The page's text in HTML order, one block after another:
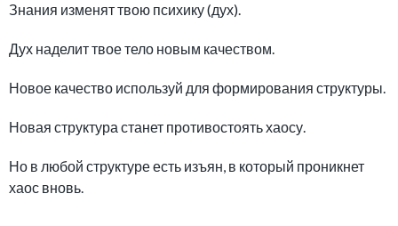
Знания изменят твою психику (дух).
Дух наделит твое тело новым качеством.
Новое качество используй для формирования структуры.
Новая структура станет противостоять хаосу.
Но в любой структуре есть изъян, в который проникнет
хаос вновь.